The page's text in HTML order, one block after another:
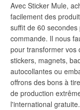
Avec Sticker Mule,
facilement des
suffit de 60
commande. Il nous
pour transformer vos
stickers, magnets,
autocollantes ou
offrons des bons à
de production
l'international gratuite.